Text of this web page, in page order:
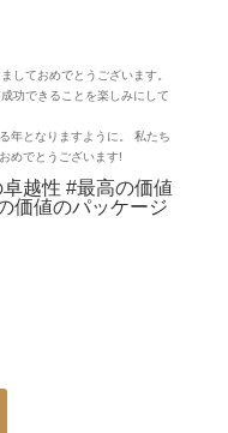
しておめでとうございます。
功できることを楽しみにして
年となりますように。 私たち
めでとうございます!
越性 #最高の価値
価値のパッケージ